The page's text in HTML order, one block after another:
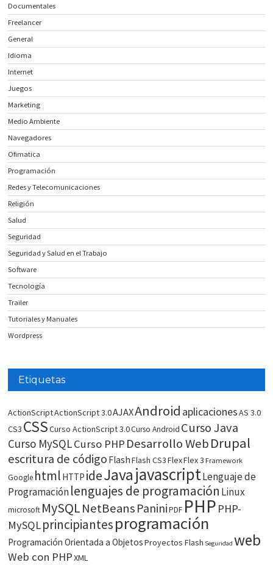
Documentales
Freelancer
General
Idioma
Internet
Juegos
Marketing
Medio Ambiente
Navegadores
Ofimatica
Programación
Redes y Telecomunicaciones
Religión
Salud
Seguridad
Seguridad y Salud en el Trabajo
Software
Tecnología
Trailer
Tutoriales y Manuales
Wordpress
Etiquetas
ActionScriptActionScript 3.0AJAXAndroid aplicacionesAS 3.0
CS3 CSSCurso ActionScript 3.0Curso Android Curso Java
Curso MySQLCurso PHP Desarrollo WebDrupal
escritura de código FlashFlash CS3FlexFlex 3 Framework
Google html HTTP ideJavajavascriptLenguaje de
Programaciónlenguajes de programación Linux
microsoft MySQLNetBeans Panini PDF PHP PHP-
MySQLprincipiantesprogramación
Programación Orientada a ObjetosProyectos Flash Seguridad web
Web con PHPXML